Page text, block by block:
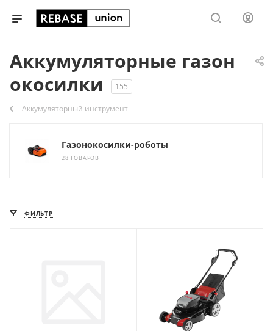
Аккумуляторные газон
окосилки
155
Аккумуляторный инструмент
Газонокосилки-роботы
28 ТОВАРОВ
ФИЛЬТР